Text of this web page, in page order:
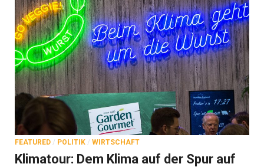
FEATURED / POLITIK / WIRTSCHAFT
Klimatour: Dem Klima auf der Spur auf